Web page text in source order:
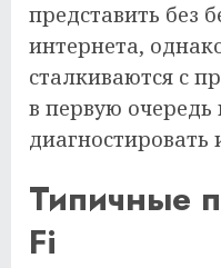
представить без
интернета,
сталкиваются с
в первую очередь
Типичные
Fi